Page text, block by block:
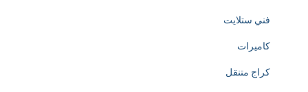
فني ستلايت
كاميرات
كراج متنقل